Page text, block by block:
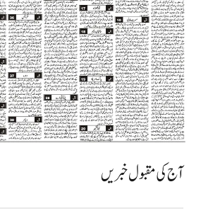
آج کی مقبول خبریں